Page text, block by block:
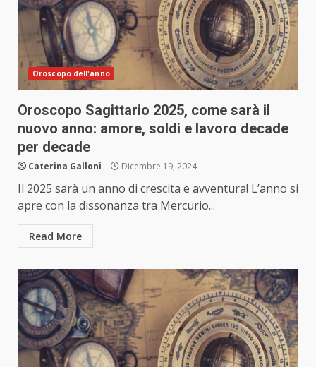
Oroscopo dell'anno
Oroscopo Sagittario 2025, come sarà il
nuovo anno: amore, soldi e lavoro decade
per decade
Caterina Galloni Dicembre 19, 2024
Il 2025 sarà un anno di crescita e avventura! L’anno si
apre con la dissonanza tra Mercurio...
Read More